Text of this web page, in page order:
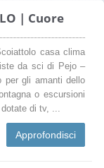
| Cuore
casa clima
da sci di Pejo –
per gli amanti dello
o escursioni
di tv, ...
Approfondisci